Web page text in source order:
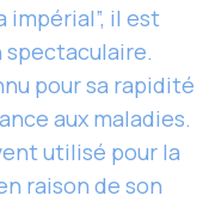
impérial”, il est
spectaculaire.
pour sa rapidité
aux maladies.
utilisé pour la
raison de son